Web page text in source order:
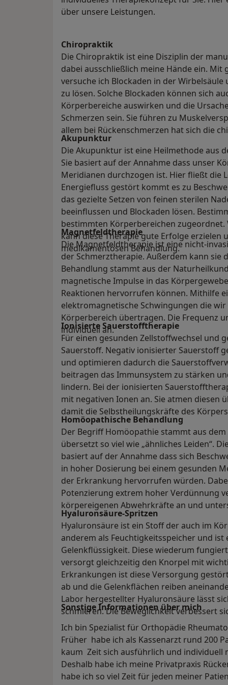
über unsere Leistungen.
Chiropraktik
Die Chiropraktik ist eine Disziplin der
dabei ausschließlich meine Hände ein.
versuche ich Blockaden in der
zu lösen. Solche Blockaden können sich
Körperbereiche auswirken und die
Schmerzen sein. Sie führen zu
allem bei Rückenschmerzen hat sich die
Akupunktur
Die Akupunktur ist eine Heilmethode aus
Sie basiert auf der Annahme dass unser
Meridianen durchzogen ist. Hier fließt die
Energiefluss gestört kommt es zu
das gezielte Setzen von feinen sterilen
beeinflussen und Blockaden lösen.
bestimmten Körperbereichen
kann diese Therapie gute Erfolge erzielen
medikamentösen Behandlung.
Magnetfeldtherapie
Die Magnetfeldtherapie ist eine nicht-
der Schmerztherapie. Außerdem kann sie
Behandlung stammt aus der
magnetische Impulse in das
Reaktionen hervorrufen können. Mithilfe
elektromagnetische Schwingungen die
Körperbereich übertragen. Die Frequenz
individuell an.
Ionisierte Sauerstofftherapie
Für einen gesunden Zellstoffwechsel und
Sauerstoff. Negativ ionisierter Sauerstoff
und optimieren dadurch die
beitragen das Immunsystem zu stärken
lindern. Bei der ionisierten
mit negativen Ionen an. Sie atmen diesen
damit die Selbstheilungskräfte des
Homöopathische Behandlung
Der Begriff Homöopathie stammt aus
übersetzt so viel wie „ähnliches Leiden“.
basiert auf der Annahme dass sich
in hoher Dosierung bei einem gesunden
der Erkrankung hervorrufen würden.
Potenzierung extrem hoher Verdünnung
körpereigenen Abwehrkräfte an und
Hyaluronsäure-Spritzen
Hyaluronsäure ist ein Stoff der auch im
anderem als Feuchtigkeitsspeicher und
Gelenkflüssigkeit. Diese wiederum
versorgt gleichzeitig den Knorpel mit
Erkrankungen ist diese Versorgung
ab und die Gelenkflächen reiben
Labor hergestellter Hyaluronsäure lässt
schmieren. Die Beweglichkeit verbessert
Sonstige Informationen über mich
Ich bin Spezialist für Orthopädie
Früher habe ich als Kassenarzt rund 200
kaum Zeit sich ausführlich und individuell
Deshalb habe ich meine Privatpraxis
habe ich so viel Zeit für jeden meiner